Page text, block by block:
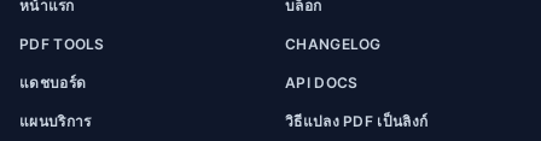
หน้าแรก
PDF TOOLS
แดชบอร์ด
แผนบริการ
บล็อก
CHANGELOG
API DOCS
วิธีแปลง PDF เป็นลิงก์